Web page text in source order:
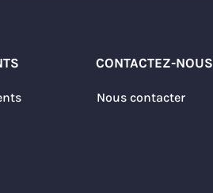
CONTACTEZ-NOUS
Nous contacter